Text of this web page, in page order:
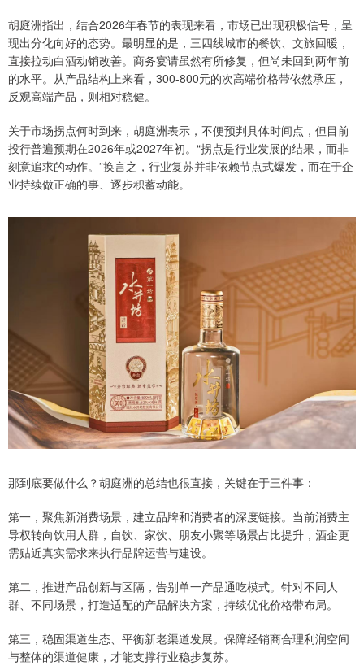
胡庭洲指出，结合2026年春节的表现来看，市场已出现积极信号，呈
现出分化向好的态势。最明显的是，三四线城市的餐饮、文旅回暖，
直接拉动白酒动销改善。商务宴请虽然有所修复，但尚未回到两年前
的水平。从产品结构上来看，300-800元的次高端价格带依然承压，
反观高端产品，则相对稳健。
关于市场拐点何时到来，胡庭洲表示，不便预判具体时间点，但目前
投行普遍预期在2026年或2027年初。“拐点是行业发展的结果，而非
刻意追求的动作。”换言之，行业复苏并非依赖节点式爆发，而在于企
业持续做正确的事、逐步积蓄动能。
那到底要做什么？胡庭洲的总结也很直接，关键在于三件事：
第一，聚焦新消费场景，建立品牌和消费者的深度链接。当前消费主
导权转向饮用人群，自饮、家饮、朋友小聚等场景占比提升，酒企更
需贴近真实需求来执行品牌运营与建设。
第二，推进产品创新与区隔，告别单一产品通吃模式。针对不同人
群、不同场景，打造适配的产品解决方案，持续优化价格带布局。
第三，稳固渠道生态、平衡新老渠道发展。保障经销商合理利润空间
与整体的渠道健康，才能支撑行业稳步复苏。